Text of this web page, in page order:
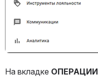
На вкладке ОПЕРАЦИИ